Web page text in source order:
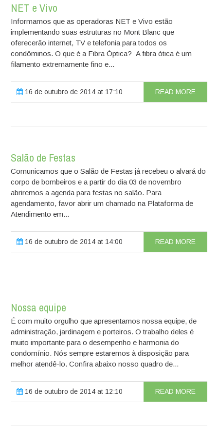
NET e Vivo
Informamos que as operadoras NET e Vivo estão
implementando suas estruturas no Mont Blanc que
oferecerão internet, TV e telefonia para todos os
condôminos. O que é a Fibra Óptica? A fibra ótica é um
filamento extremamente fino e...
16 de outubro de 2014 at 17:10 READ MORE
Salão de Festas
Comunicamos que o Salão de Festas já recebeu o alvará do
corpo de bombeiros e a partir do dia 03 de novembro
abriremos a agenda para festas no salão. Para
agendamento, favor abrir um chamado na Plataforma de
Atendimento em...
16 de outubro de 2014 at 14:00 READ MORE
Nossa equipe
É com muito orgulho que apresentamos nossa equipe, de
administração, jardinagem e porteiros. O trabalho deles é
muito importante para o desempenho e harmonia do
condomínio. Nós sempre estaremos à disposição para
melhor atendê-lo. Confira abaixo nosso quadro de...
16 de outubro de 2014 at 12:10 READ MORE